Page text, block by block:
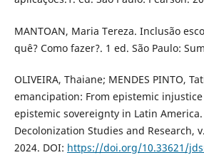
MANTOAN, Maria Tereza. Inclusão
quê? Como fazer?. 1 ed. São Paulo:
OLIVEIRA, Thaiane; MENDES PINTO,
emancipation: From epistemic
epistemic sovereignty in Latin
Decolonization Studies and Research,
2024. DOI: https://doi.org/10.33621/